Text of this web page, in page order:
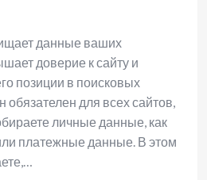
данные ваших
доверие к сайту и
позиции в поисковых
обязателен для всех сайтов,
личные данные, как
платежные данные. В этом